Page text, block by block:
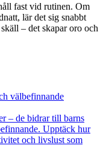
fast vid rutinen. Om
lär det sig snabbt
– det skapar oro och
välbefinnande
– de bidrar till barns
Upptäck hur
och livslust som